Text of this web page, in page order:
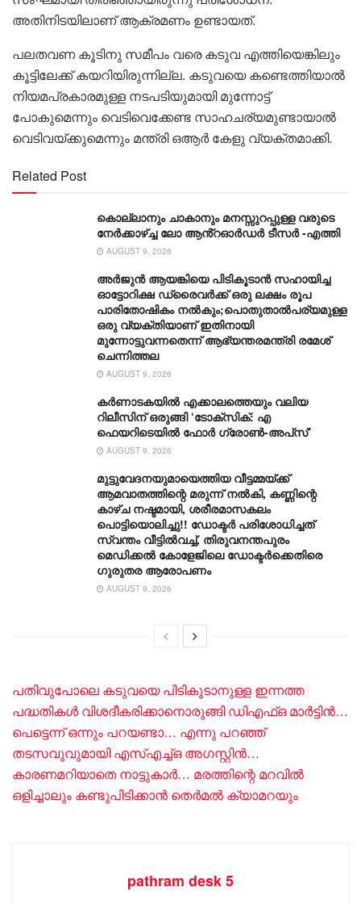
അതിനിടയിലാണ് ആക്രമണം ഉണ്ടായത്.
പലതവണ കൂടിനു സമീപം വരെ കടുവ എത്തിയെങ്കിലും
കൂട്ടിലേക്ക് കയറിയിരുന്നില്ല. കടുവയെ കണ്ടെത്തിയാൽ
നിയമപ്രകാരമുള്ള നടപടിയുമായി മുന്നോട്ട്
പോകുമെന്നും വെടിവെക്കേണ്ട സാഹചര്യമുണ്ടായാൽ
വെടിവയ്ക്കുമെന്നും മന്ത്രി ഒആർ കേളു വ്യക്തമാക്കി.
Related Post
കൊല്ലാനും ചാകാനും മനസ്സുറപ്പുള്ള വരുടെ
നേർക്കാഴ്ച്ച ലോ ആൻ്റഓർഡർ ടീസർ -എത്തി
AUGUST 9, 2026
അർജുൻ ആയങ്കിയെ പിടികൂടാൻ സഹായിച്ച
ഓട്ടോറിക്ഷ ഡ്രൈവർക്ക് ഒരു ലക്ഷം രൂപ
പാരിതോഷികം നൽകും;പൊതുതാൽപര്യമുള്ള
ഒരു വ്യക്തിയാണ് ഇതിനായി
മുന്നോട്ടുവന്നതെന്ന് ആഭ്യന്തരമന്ത്രി രമേശ്
ചെന്നിത്തല
AUGUST 9, 2026
കർണാടകയിൽ എക്കാലത്തെയും വലിയ
റിലീസിന് ഒരുങ്ങി ‘ടോക്സിക്: എ
ഫെയറിടെയിൽ ഫോർ ഗ്രോൺ-അപ്‌സ്’
AUGUST 9, 2026
മുട്ടുവേദനയുമായെത്തിയ വീട്ടമ്മയ്ക്ക്
ആമവാതത്തിന്റെ മരുന്ന് നൽകി, കണ്ണിന്റെ
കാഴ്ച നഷ്ടമായി, ശരീരമാസകലം
പൊട്ടിയൊലിച്ചു!! ഡോക്ടർ പരിശോധിച്ചത്
സ്വന്തം വീട്ടിൽവച്ച്, തിരുവനന്തപുരം
മെഡിക്കൽ കോളേജിലെ ഡോക്ടർക്കെതിരെ ​
ഗുരുതര ആരോപണം
AUGUST 9, 2026
പതിവുപോലെ കടുവയെ പിടികൂടാനുള്ള ഇന്നത്ത
പദ്ധതികൾ വിശദീകരിക്കാനൊരുങ്ങി ഡിഎഫ്ഒ മാർട്ടിൻ…
പെട്ടെന്ന് ഒന്നും പറയണ്ടാ… എന്നു പറഞ്ഞ്
തടസവുവുമായി എസ്എച്ച്ഒ അഗസ്റ്റിൻ…
കാരണമറിയാതെ നാട്ടുകാർ… മരത്തിന്റെ മറവിൽ
ഒളിച്ചാലും കണ്ടുപിടിക്കാൻ തെർമൽ ക്യാമറയും
pathram desk 5